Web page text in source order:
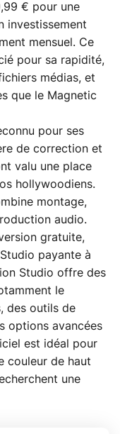
€ pour une
investissement
mensuel. Ce
pour sa rapidité,
médias, et
que le Magnetic
pour ses
de correction et
valu une place
hollywoodiens.
montage,
audio.
gratuite,
payante à
Studio offre des
le
des outils de
options avancées
est idéal pour
couleur de haut
une